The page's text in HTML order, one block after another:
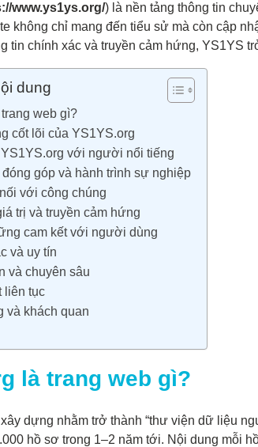
www.ys1ys.org/) là nền tảng thông tin
không chỉ mang đến tiểu sử mà còn cập
tin chính xác và truyền cảm hứng, YS1YS
dung
web gì?
cốt lõi của YS1YS.org
với người nổi tiếng
góp và hành trình sự nghiệp
với công chúng
trị và truyền cảm hứng
cam kết với người dùng
và uy tín
và chuyên sâu
liên tục
và khách quan
là trang web gì?
dựng nhằm trở thành “thư viện dữ liệu
hồ sơ trong 1–2 năm tới. Nội dung mỗi